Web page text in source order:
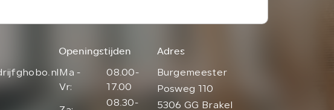
Openingstijden
Ma -
Vr:
08.00-
17.00
08.30-
Adres
Burgemeester
Posweg 110
5306 GG Brakel